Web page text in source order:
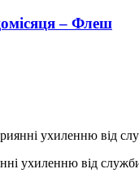
– Флеш
ухиленню від